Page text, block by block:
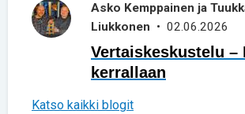
Asko Kemppainen ja
Liukkonen • 02.06.2026
Vertaiskeskustelu –
kerrallaan
Katso kaikki blogit